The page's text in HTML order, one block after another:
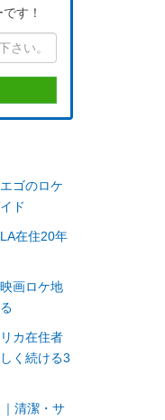
す！
ゴのロケ
ド
在住20年
画ロケ地
カ在住者
く続ける3
清潔・サ